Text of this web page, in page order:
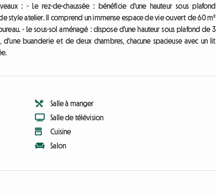
: - Le rez-de-chaussée : bénéficie d'une hauteur sous plafond
style atelier. Il comprend un immense espace de vie ouvert de 60 m²
- Le sous-sol aménagé : dispose d'une hauteur sous plafond de 3
buanderie et de deux chambres, chacune spacieuse avec un lit
Salle à manger
Salle de télévision
Cuisine
Salon